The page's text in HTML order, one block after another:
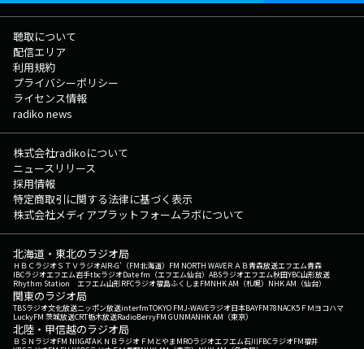
聴取について
配信エリア
利用規約
プライバシーポリシー
ライセンス情報
radiko news
株式会社radikoについて
ニュースリリース
採用情報
特定商取引に関する法律に基づく表示
株式会社メディアプラットフォームラボについて
北海道・東北のラジオ局
ＨＢＣラジオＳＴＶラジオAIR-G'（FM北海道） FM NORTH WAVEＲＡＢ青森放送エフエム青森
IBCラジオエフエム岩手tbcラジオDate fm（エフエム仙台） ABSラジオエフエム秋田YBC山形放送
Rhythm Station エフエム山形RFCラジオ福島ふくしまFMNHK AM（札幌） NHK AM（仙台）
関東のラジオ局
TBSラジオ文化放送ニッポン放送interfmTOKYO FMJ-WAVEラジオ日本BAYFM78NACK5 ＦＭヨコハマ
LuckyFM 茨城放送CRT栃木放送RadioBerryFM GUNMANHK AM（東京）
北陸・甲信越のラジオ局
ＢＳＮラジオFM NIIGATAＫＮＢラジオ ＦＭとやまMROラジオエフエム石川FBCラジオFM福井